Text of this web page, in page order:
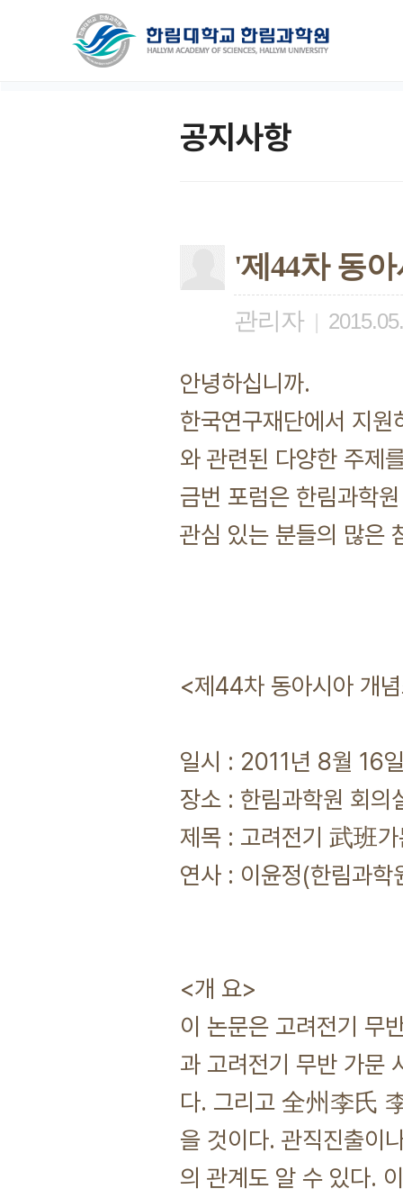
공지사항
'제44차 동
관리자 |
안녕하십니까.
한국연구재단에서 지
와 관련된 다양한 주제
금번 포럼은 한림과학
관심 있는 분들의 많은
<제44차 동아시아 개
일시 : 2011년 8월 16
장소 : 한림과학원 회
제목 : 고려전기 武班
연사 : 이윤정(한림과학
<개 요>
이 논문은 고려전기 무
과 고려전기 무반 가문
다. 그리고 全州李氏
을 것이다. 관직진출이
의 관계도 알 수 있다.